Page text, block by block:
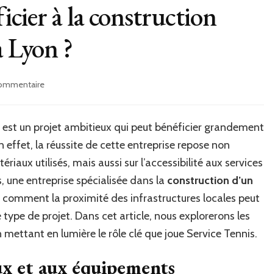
à la construction
?
sur
proximité
des
infrastructures
locales
peut-
elle
bénéficier
à
construction
court
est un projet ambitieux qui peut bénéficier grandement
la réussite de cette entreprise repose non
utilisés, mais aussi sur l’accessibilité aux services
entreprise spécialisée dans la construction d’un
la proximité des infrastructures locales peut
de projet. Dans cet article, nous explorerons les
en lumière le rôle clé que joue Service Tennis.
et aux équipements